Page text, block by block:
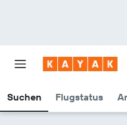
Suchen Flugstatus